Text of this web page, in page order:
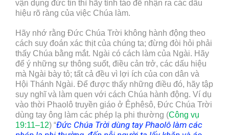
vận dụng đức tin thì hãy tỉnh táo để nhận ra các dấu
hiệu rõ ràng của việc Chúa làm.
Hãy nhớ rằng Đức Chúa Trời không hành động theo
cách suy đoán xác thịt của chúng ta; đừng đòi hỏi phải
thấy Chúa bằng mắt. Ngài có cách làm của Ngài. Hãy
để ý những sự thông suốt, điều cản trở, các dấu hiệu
mà Ngài bày tỏ; tất cả đều vì lợi ích của con dân và
Hội Thánh Ngài. Để được thấy những điều đó, hãy tập
suy nghĩ và làm quen với cách Chúa hành động. Ví dụ
vào thời Phaolô truyền giáo ở Êphêsô, Đức Chúa Trời
dùng tay ông làm các phép lạ phi thường (Công vụ
19:11–12) “Đức Chúa Trời dùng tay Phaolô làm các